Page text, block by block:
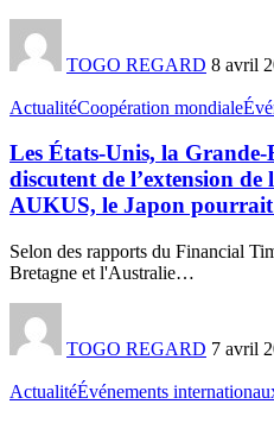
TOGO REGARD 8 avril
ActualitéCoopération mondiale
Les États-Unis, la
discutent de l’extension de
AUKUS, le Japon
Selon des rapports du Financial
Bretagne et l'Australie…
TOGO REGARD 7 avril
ActualitéÉvénements